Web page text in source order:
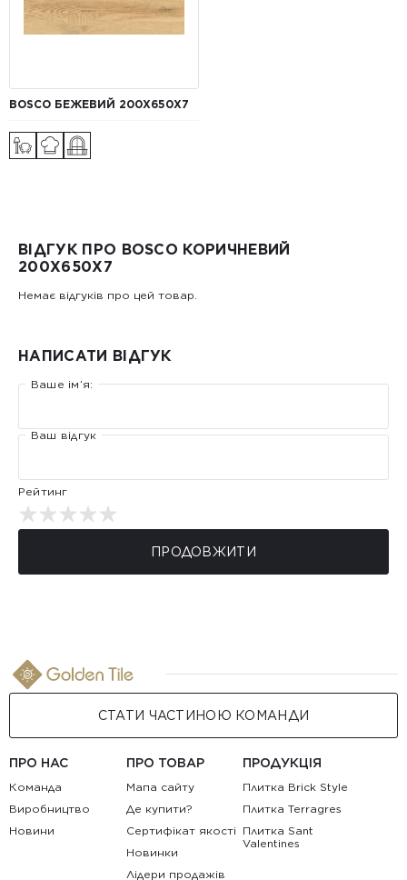
BOSCO БЕЖЕВИЙ 200X650X7
ВІДГУК ПРО BOSCO КОРИЧНЕВИЙ
200X650X7
Немає відгуків про цей товар.
НАПИСАТИ ВІДГУК
Ваше ім’я:
Ваш відгук
Рейтинг
ПРОДОВЖИТИ
СТАТИ ЧАСТИНОЮ КОМАНДИ
ПРО НАС
Команда
Виробництво
Новини
ПРО ТОВАР
Мапа сайту
Де купити?
Сертифікат якості
Новинки
Лідери продажів
ПРОДУКЦІЯ
Плитка Brick Style
Плитка Terragres
Плитка Sant
Valentines